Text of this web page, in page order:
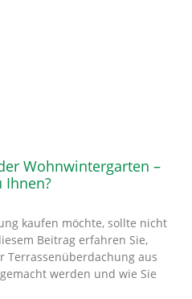
Wohnwintergarten –
Ihnen?
kaufen möchte, sollte nicht
Beitrag erfahren Sie,
Terrassenüberdachung aus
werden und wie Sie